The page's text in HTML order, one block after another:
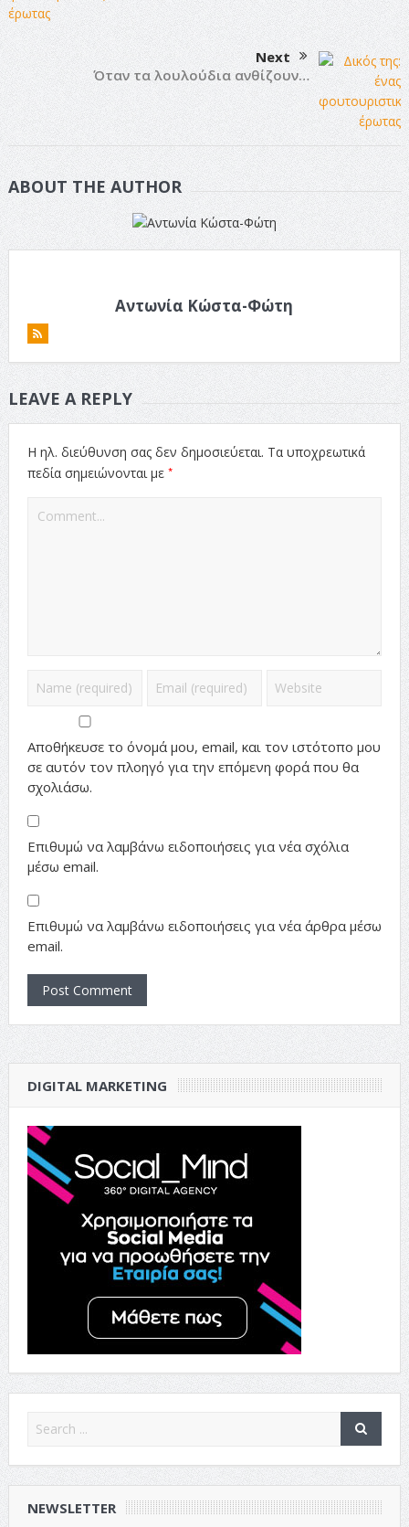
Next
Όταν τα λουλούδια ανθίζουν…
ABOUT THE AUTHOR
Αντωνία Κώστα-Φώτη
LEAVE A REPLY
Η ηλ. διεύθυνση σας δεν δημοσιεύεται. Τα υποχρεωτικά
πεδία σημειώνονται με *
Αποθήκευσε το όνομά μου, email, και τον ιστότοπο μου
σε αυτόν τον πλοηγό για την επόμενη φορά που θα
σχολιάσω.
Επιθυμώ να λαμβάνω ειδοποιήσεις για νέα σχόλια
μέσω email.
Επιθυμώ να λαμβάνω ειδοποιήσεις για νέα άρθρα μέσω
email.
DIGITAL MARKETING
NEWSLETTER